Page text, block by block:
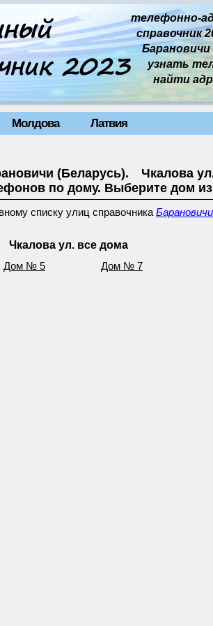
телефонно-
справочник
Барановичи
узнать тел.
найти
Молдова Латвия
(Беларусь). Чкалова
по дому. Выберите дом из
списку улиц справочника
Чкалова ул. все дома
Дом № 5 Дом № 7